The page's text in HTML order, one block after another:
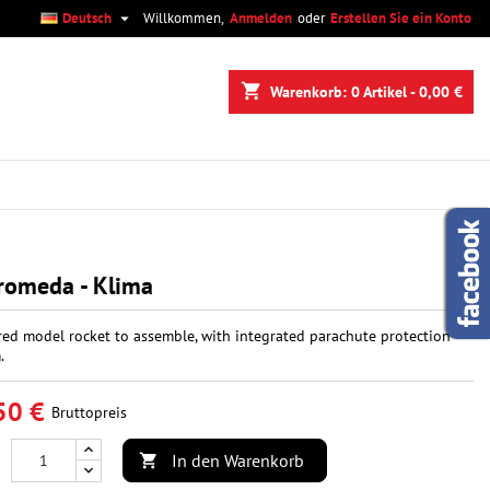
Willkommen, Anmelden oder Erstellen Sie ein Konto
Deutsch 
shopping_cart Warenkorb: 0Artikel - 0,00 €
- Klima
model rocket to assemble, with integrated parachute protection
€ Bruttopreis
 In den Warenkorb